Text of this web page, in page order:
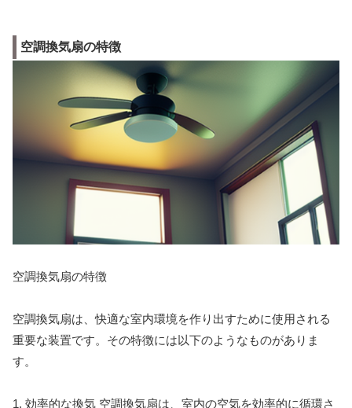
空調換気扇の特徴
空調換気扇の特徴
空調換気扇は、快適な室内環境を作り出すために使用される
重要な装置です。その特徴には以下のようなものがありま
す。
1. 効率的な換気 空調換気扇は、室内の空気を効率的に循環さ